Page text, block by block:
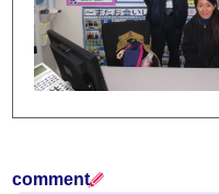
comment